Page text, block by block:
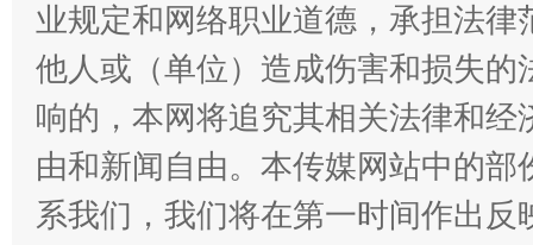
习近平的博鳌关键词
魏明亮
业规定和网络职业道德，承担法
他人或（单位）造成伤害和损失
响的，本网将追究其相关法律和
由和新闻自由。本传媒网站中的
系我们，我们将在第一时间作出